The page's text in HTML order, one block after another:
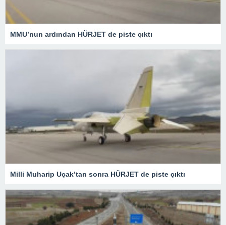
MMU’nun ardından HÜRJET de piste çıktı
Milli Muharip Uçak’tan sonra HÜRJET de piste çıktı